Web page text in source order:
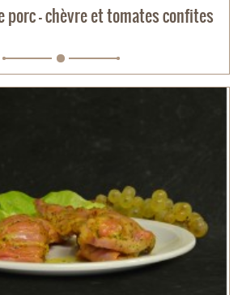
porc - chèvre et tomates confites